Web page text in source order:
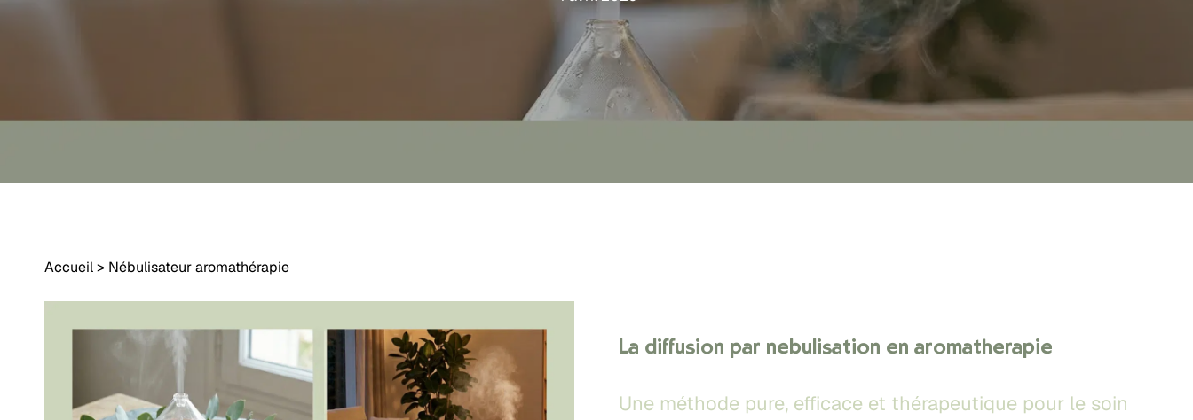
Appuyez sur Entrée pour rechercher ou sur Échap pour fermer.
Accueil> Nébulisateur aromathérapie
La diffusion par nébulisation en aromathérapie
Une méthode pure, efficace et thérapeutique pour le soin